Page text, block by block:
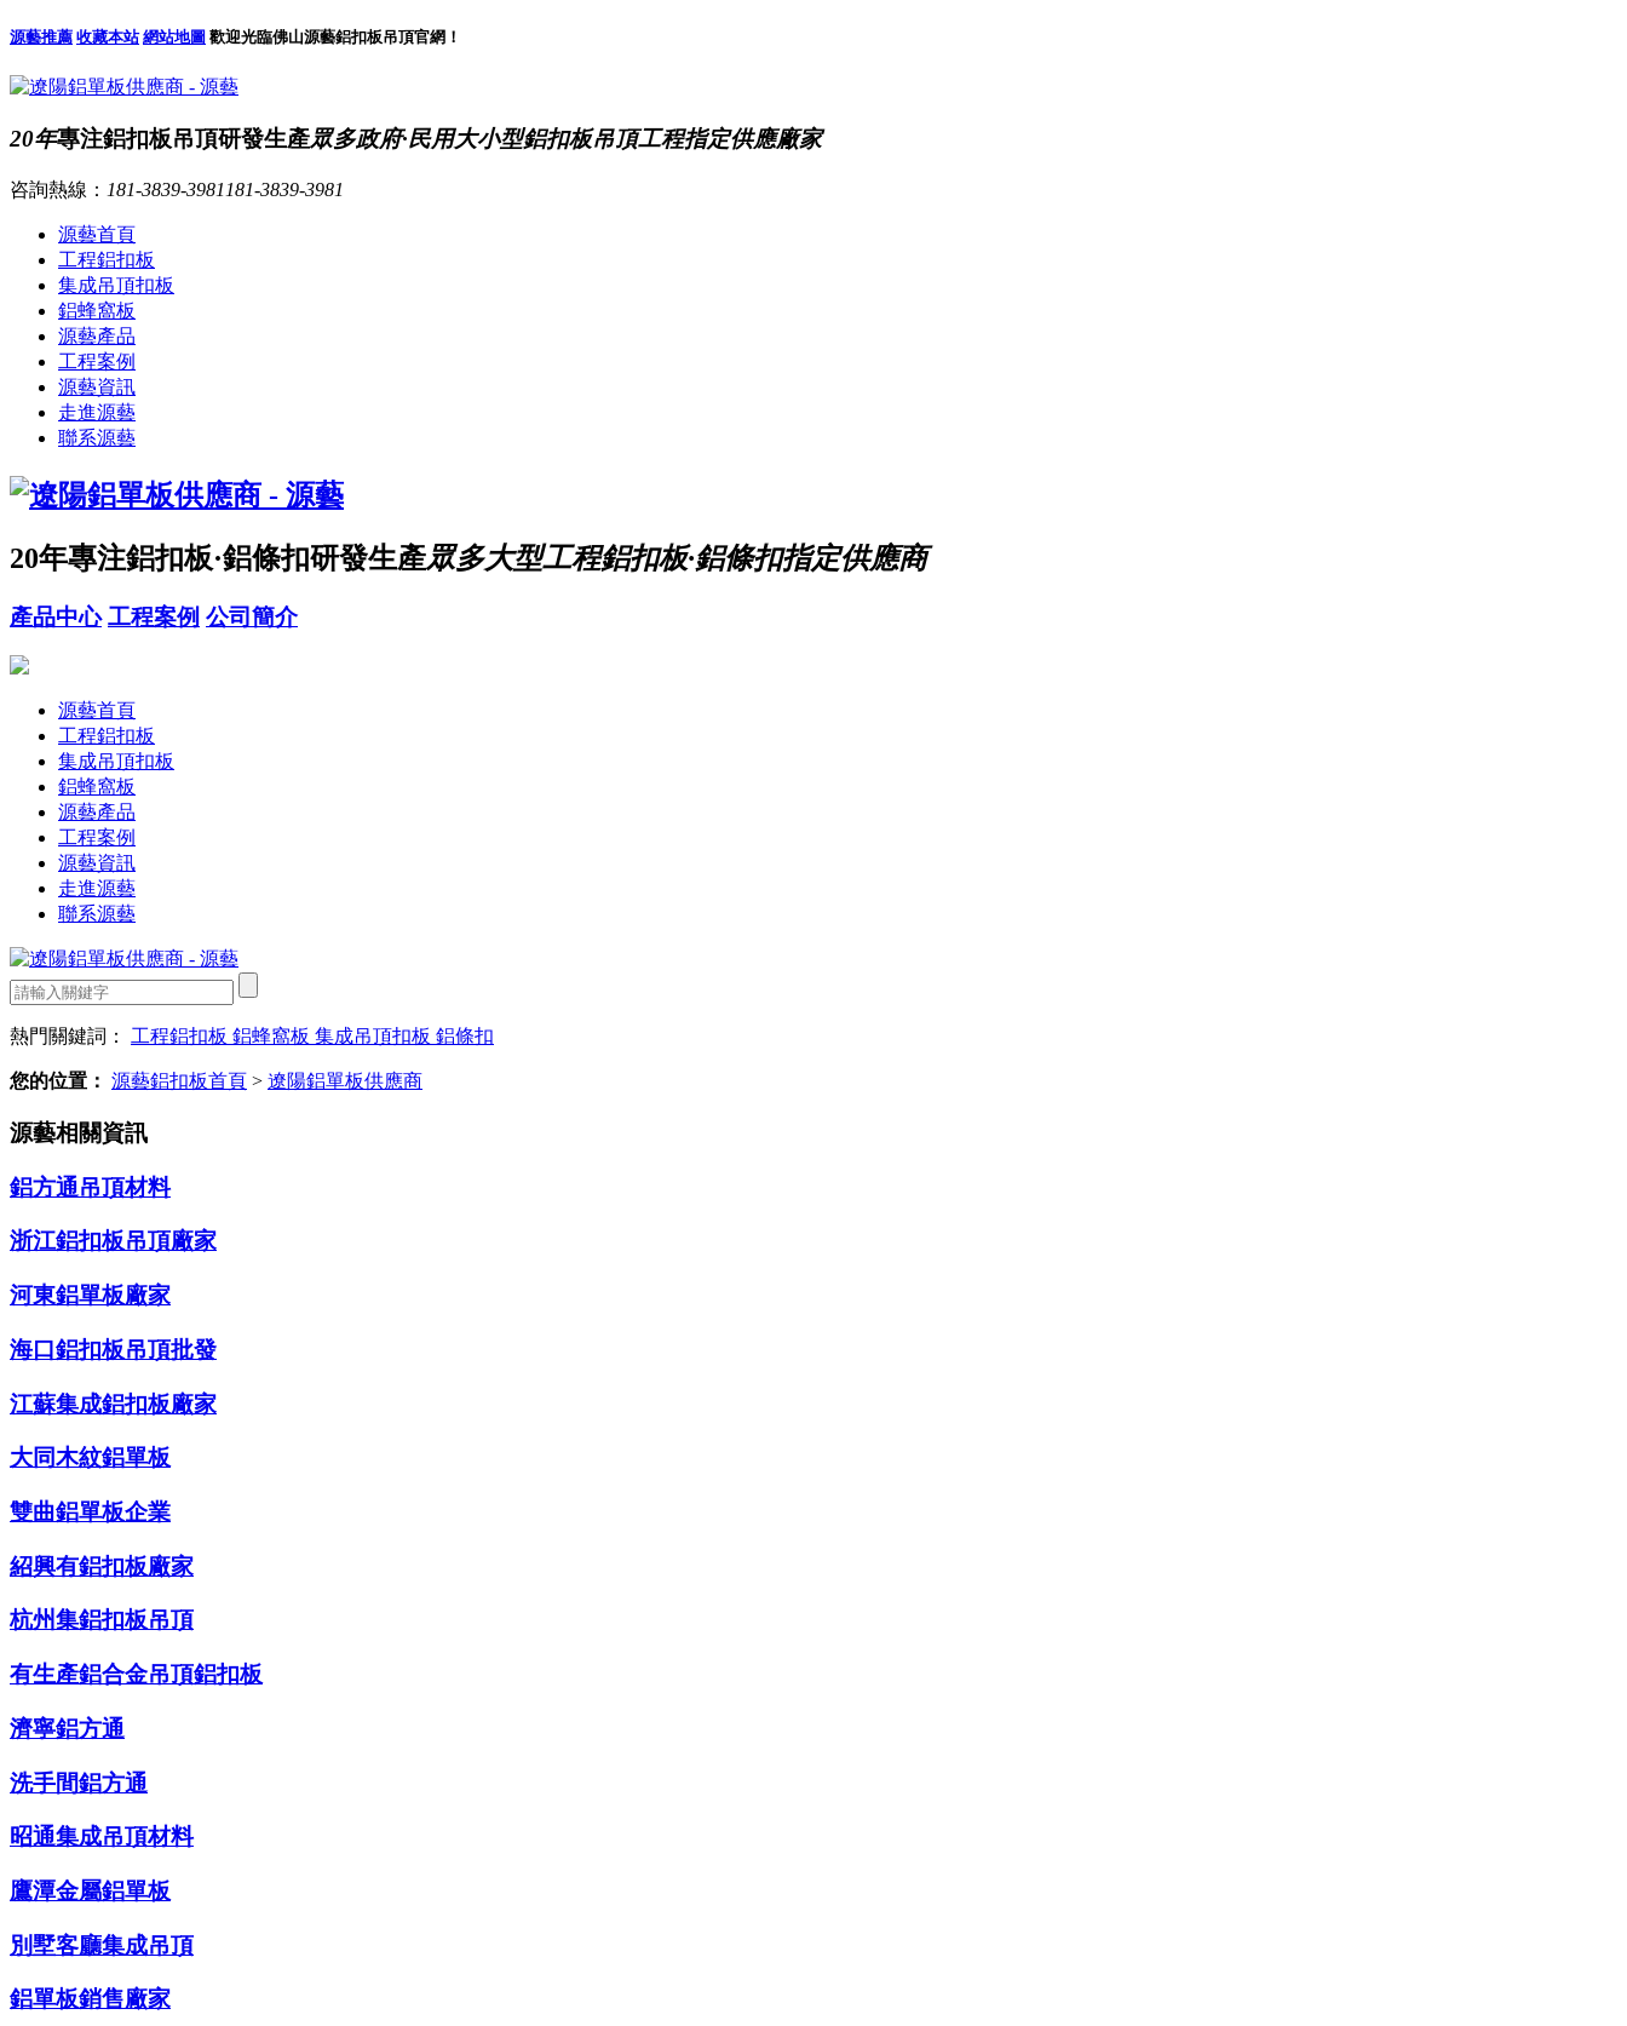
源藝推薦 收藏本站 網站地圖 歡迎光臨佛山源藝鋁扣板吊頂官網！
20年專注鋁扣板吊頂研發生產眾多政府·民用大小型鋁扣板吊頂工程指定供應廠家
咨詢熱線： 181-3839-3981 181-3839-3981
源藝首頁
工程鋁扣板
集成吊頂扣板
鋁蜂窩板
源藝產品
工程案例
源藝資訊
走進源藝
聯系源藝
20年專注鋁扣板·鋁條扣研發生產眾多大型工程鋁扣板·鋁條扣指定供應商
產品中心 工程案例 公司簡介
源藝首頁
工程鋁扣板
集成吊頂扣板
鋁蜂窩板
源藝產品
工程案例
源藝資訊
走進源藝
聯系源藝
熱門關鍵詞： 工程鋁扣板 鋁蜂窩板 集成吊頂扣板 鋁條扣
您的位置： 源藝鋁扣板首頁 > 遼陽鋁單板供應商
源藝相關資訊
鋁方通吊頂材料
浙江鋁扣板吊頂廠家
河東鋁單板廠家
海口鋁扣板吊頂批發
江蘇集成鋁扣板廠家
大同木紋鋁單板
雙曲鋁單板企業
紹興有鋁扣板廠家
杭州集鋁扣板吊頂
有生產鋁合金吊頂鋁扣板
濟寧鋁方通
洗手間鋁方通
昭通集成吊頂材料
鷹潭金屬鋁單板
別墅客廳集成吊頂
鋁單板銷售廠家